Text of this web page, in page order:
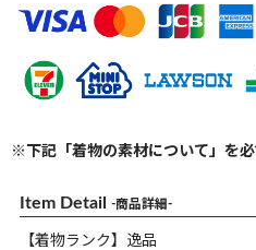
※下記「着物の素材について」を
Item Detail -商品詳細-
【着物ランク】逸品